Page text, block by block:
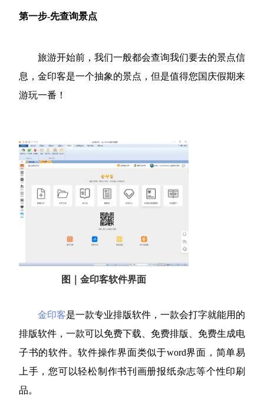
第一步-先查询景点
旅游开始前，我们一般都会查询我们要去的景点信
息，金印客是一个抽象的景点，但是值得您国庆假期来
游玩一番！
图｜金印客软件界面
金印客是一款专业排版软件，一款会打字就能用的
排版软件，一款可以免费下载、免费排版、免费生成电
子书的软件。软件操作界面类似于word界面，简单易
上手，您可以轻松制作书刊画册报纸杂志等个性印刷
品。